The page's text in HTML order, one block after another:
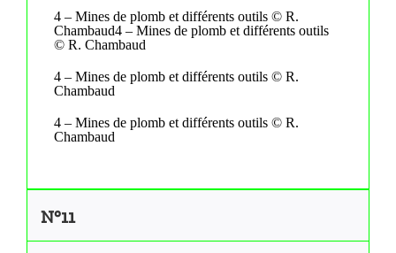
4 – Mines de plomb et différents outils © R.
Chambaud4 – Mines de plomb et différents outils
© R. Chambaud
4 – Mines de plomb et différents outils © R.
Chambaud
4 – Mines de plomb et différents outils © R.
Chambaud
N°11